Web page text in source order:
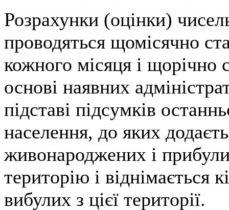
Розрахунки (оцінки)
проводяться щомісячно
кожного місяця і щорічно
основі наявних
підставі підсумків
населення, до яких
живонароджених і
територію і віднімається
вибулих з цієї території.